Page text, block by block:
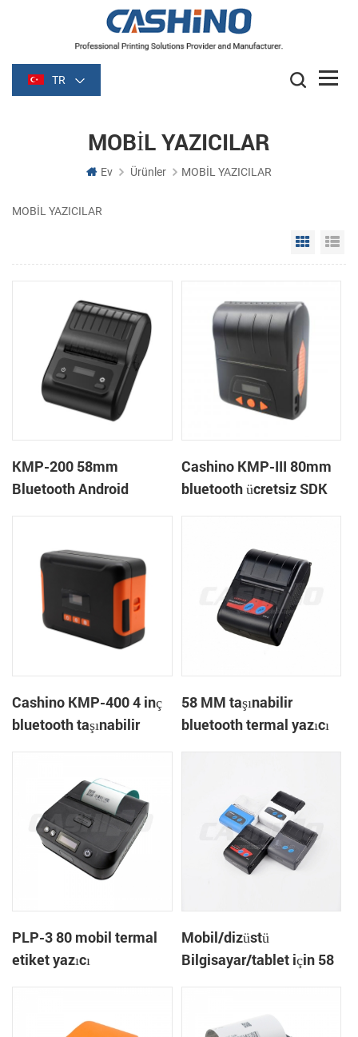
TR
MOBİL YAZICILAR
Ev Ürünler MOBİL YAZICILAR
MOBİL YAZICILAR
Grid
KMP-200 58mm
Bluetooth Android
Cashino KMP-III 80mm
bluetooth ücretsiz SDK
Cashino KMP-400 4 inç
bluetooth taşınabilir
58 MM taşınabilir
bluetooth termal yazıcı
PLP-3 80 mobil termal
etiket yazıcı
Mobil/dizüstü
Bilgisayar/tablet için 58